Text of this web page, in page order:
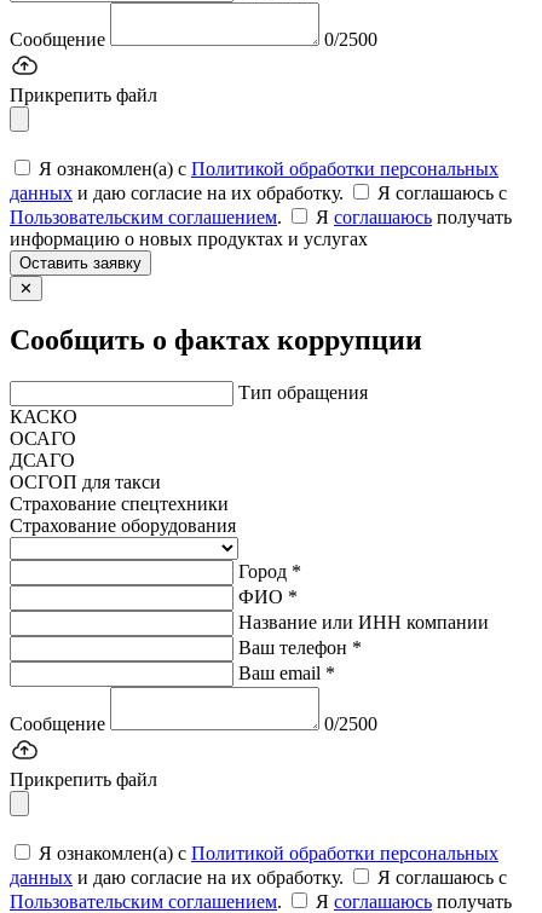
Сообщение 0/2500
Прикрепить файл
Я ознакомлен(а) с Политикой обработки персональных
данных и даю согласие на их обработку.
Я соглашаюсь c
Пользовательским соглашением. Я соглашаюсь получать
информацию о новых продуктах и услугах
Оставить заявку
✕
Сообщить о фактах коррупции
Тип обращения
КАСКО
ОСАГО
ДСАГО
ОСГОП для такси
Страхование спецтехники
Страхование оборудования
Город *
ФИО *
Название или ИНН компании
Ваш телефон *
Ваш email *
Сообщение 0/2500
Прикрепить файл
Я ознакомлен(а) с Политикой обработки персональных
данных и даю согласие на их обработку.
Я соглашаюсь c
Пользовательским соглашением. Я соглашаюсь получать